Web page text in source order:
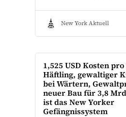
New York Aktuell
1,525 USD Kosten
Häftling, gewaltiger
bei Wärtern,
neuer Bau für 3,8
ist das New Yorker
Gefängnissystem